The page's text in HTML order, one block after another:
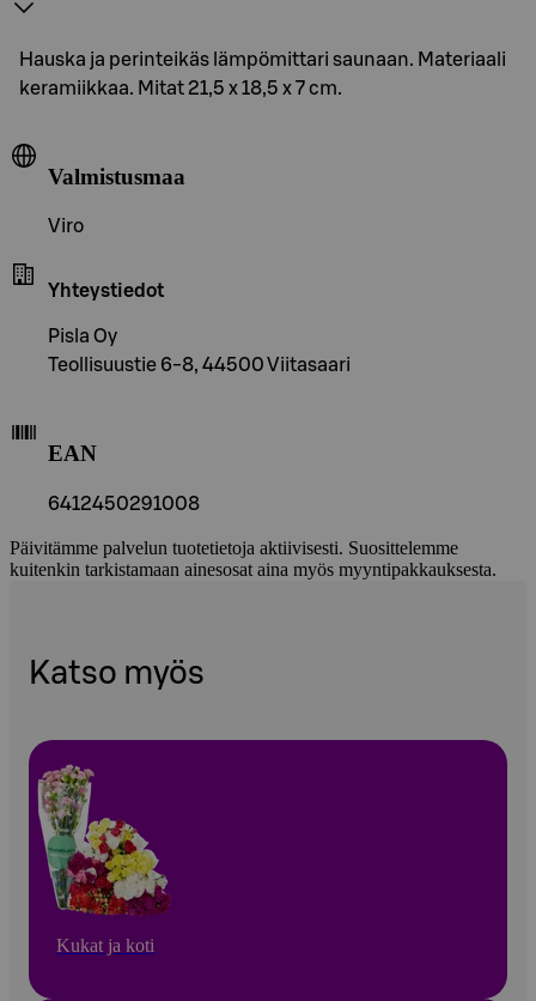
Hauska ja perinteikäs lämpömittari saunaan. Materiaali
keramiikkaa. Mitat 21,5 x 18,5 x 7 cm.
Valmistusmaa
Viro
Yhteystiedot
Pisla Oy
Teollisuustie 6-8, 44500 Viitasaari
EAN
6412450291008
Päivitämme palvelun tuotetietoja aktiivisesti. Suosittelemme
kuitenkin tarkistamaan ainesosat aina myös myyntipakkauksesta.
Katso myös
Kukat ja koti